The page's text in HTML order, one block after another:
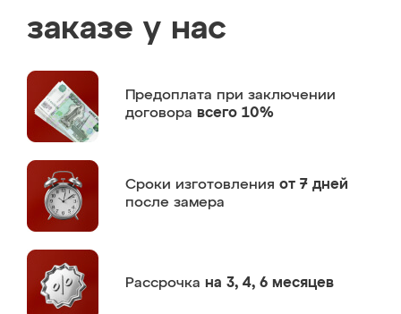
заказе у нас
Предоплата при заключении
договора всего 10%
Сроки изготовления от 7 дней
после замера
Рассрочка на 3, 4, 6 месяцев